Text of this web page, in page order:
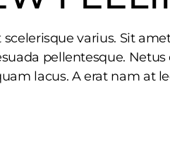
scelerisque varius. Sit
pellentesque.
lacus. A erat nam at